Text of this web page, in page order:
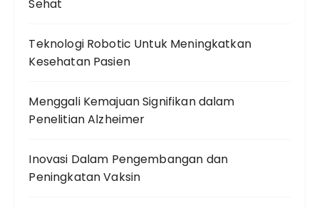
Sehat
Teknologi Robotic Untuk Meningkatkan
Kesehatan Pasien
Menggali Kemajuan Signifikan dalam
Penelitian Alzheimer
Inovasi Dalam Pengembangan dan
Peningkatan Vaksin